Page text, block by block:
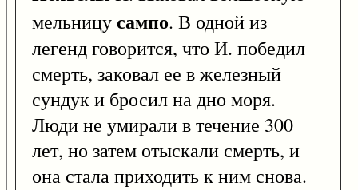
мельницусампо. В одной из
легенд говорится, что И. победил
смерть, заковал ее в железный
сундук и бросил на дно моря.
Люди не умирали в течение 300
лет, но затем отыскали смерть, и
она стала приходить к ним снова.